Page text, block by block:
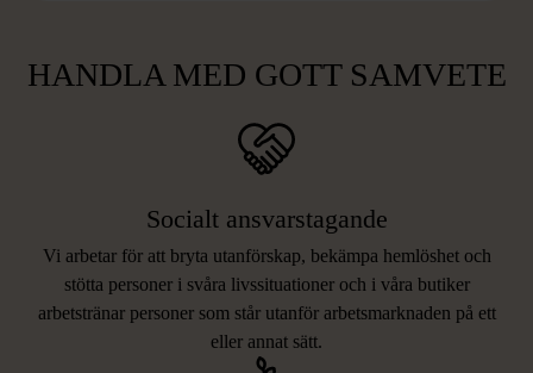
HANDLA MED GOTT SAMVETE
Socialt ansvarstagande
Vi arbetar för att bryta utanförskap, bekämpa hemlöshet och
stötta personer i svåra livssituationer och i våra butiker
arbetstränar personer som står utanför arbetsmarknaden på ett
eller annat sätt.